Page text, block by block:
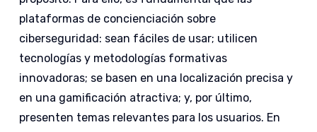
plataformas de concienciación sobre
ciberseguridad: sean fáciles de usar; utilicen
tecnologías y metodologías formativas
innovadoras; se basen en una localización precisa y
en una gamificación atractiva; y, por último,
presenten temas relevantes para los usuarios. En